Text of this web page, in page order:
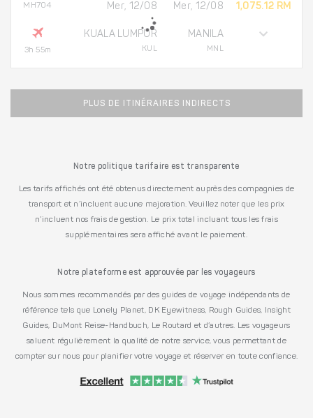
MH704
3h 55m
Mer, 12/08
KUALA LUMPUR
KUL
Mer, 12/08
MANILA
MNL
1,075.12 RM
PLUS DE ITINÉRAIRES INDIRECTS
Notre politique tarifaire est transparente
Les tarifs affichés ont été obtenus directement auprès des compagnies de
transport et n’incluent aucune majoration. Veuillez noter que les prix
n’incluent nos frais de gestion. Le prix total incluant tous les frais
supplémentaires sera affiché avant le paiement.
Notre plateforme est approuvée par les voyageurs
Nous sommes recommandés par des guides de voyage indépendants de
référence tels que Lonely Planet, DK Eyewitness, Rough Guides, Insight
Guides, DuMont Reise-Handbuch, Le Routard et d’autres. Les voyageurs
saluent régulièrement la qualité de notre service, vous permettant de
compter sur nous pour planifier votre voyage et réserver en toute confiance.